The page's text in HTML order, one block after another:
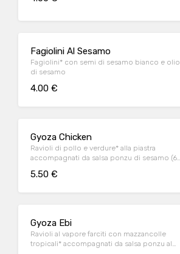
Fagiolini Al Sesamo
Fagiolini* con semi di sesamo bianco e olio
di sesamo
4.00 €
Gyoza Chicken
Ravioli di pollo e verdure* alla piastra
accompagnati da salsa ponzu di sesamo (6
5.50 €
Gyoza Ebi
Ravioli al vapore farciti con mazzancolle
tropicali* accompagnati da salsa ponzu al